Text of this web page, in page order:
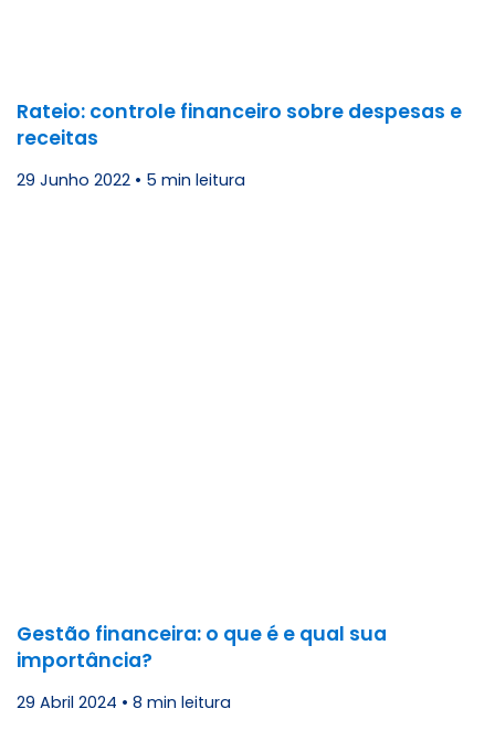
Rateio: controle financeiro sobre despesas e
receitas
29 Junho 2022 • 5 min leitura
Gestão financeira: o que é e qual sua
importância?
29 Abril 2024 • 8 min leitura